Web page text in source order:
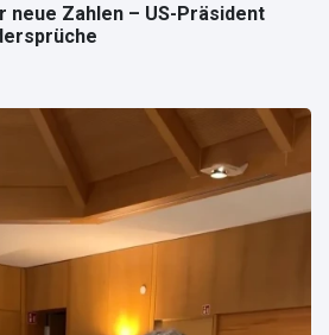
neue Zahlen – US-Präsident